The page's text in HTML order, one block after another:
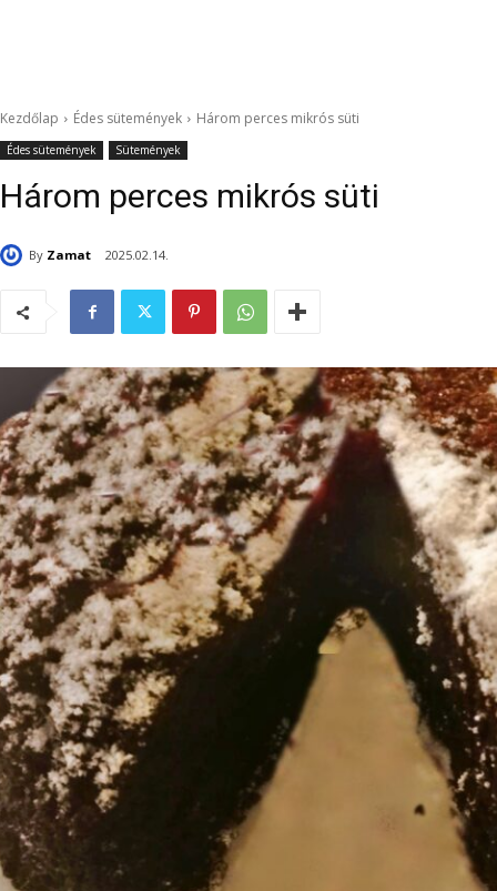
Kezdőlap Édes sütemények Három perces mikrós süti
Édes sütemények Sütemények
Három perces mikrós süti
By Zamat 2025.02.14.